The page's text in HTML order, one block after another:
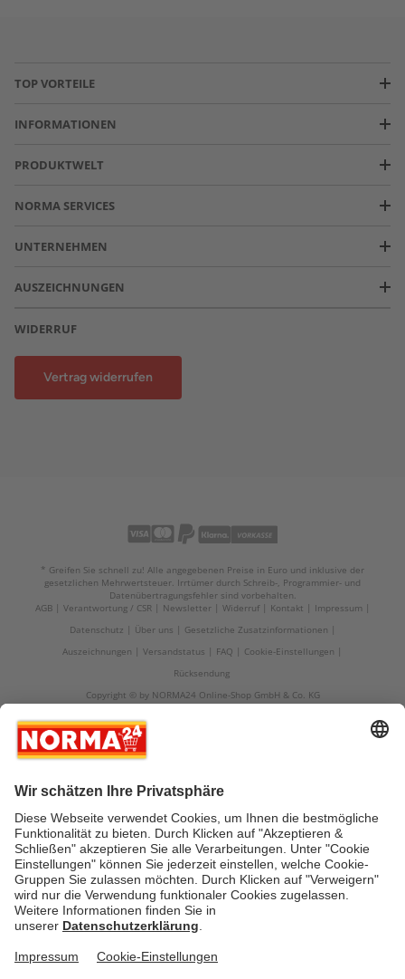
TOP VORTEILE
INFORMATIONEN
PRODUKTWELT
NORMA SERVICES
UNTERNEHMEN
AUSZEICHNUNGEN
WIDERRUF
Vertrag widerrufen
* Greifen Sie schnell zu! Alle angegebenen Preise in Euro und inklusive der
gesetzlichen Mehrwertsteuer. Irrtümer durch Schreib-, Programmier- und
Datenübertragungsfehler sind vorbehalten.
AGB
Verantwortung / CSR Newsletter Widerruf Kontakt
Impressum
Datenschutz
Über uns
Gesetzliche Zusatzinformationen
Auszeichnungen
Versandstatus FAQ
Cookie-Einstellungen
Rücksendung
Copyright © by NORMA24 Online-Shop GmbH & Co. KG